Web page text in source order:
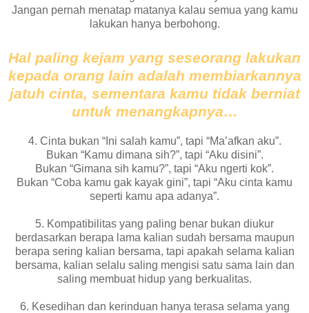
Jangan pernah menatap matanya kalau semua yang kamu
lakukan hanya berbohong.
Hal paling kejam yang seseorang lakukan
kepada orang lain adalah membiarkannya
jatuh cinta, sementara kamu tidak berniat
untuk menangkapnya…
4. Cinta bukan “Ini salah kamu”, tapi “Ma’afkan aku”.
Bukan “Kamu dimana sih?”, tapi “Aku disini”.
Bukan “Gimana sih kamu?”, tapi “Aku ngerti kok”.
Bukan “Coba kamu gak kayak gini”, tapi “Aku cinta kamu
seperti kamu apa adanya”.
5. Kompatibilitas yang paling benar bukan diukur
berdasarkan berapa lama kalian sudah bersama maupun
berapa sering kalian bersama, tapi apakah selama kalian
bersama, kalian selalu saling mengisi satu sama lain dan
saling membuat hidup yang berkualitas.
6. Kesedihan dan kerinduan hanya terasa selama yang